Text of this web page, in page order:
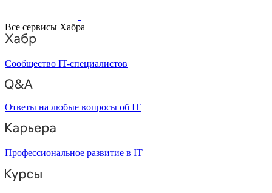
Все сервисы Хабра
Сообщество IT-специалистов
Ответы на любые вопросы об IT
Профессиональное развитие в IT